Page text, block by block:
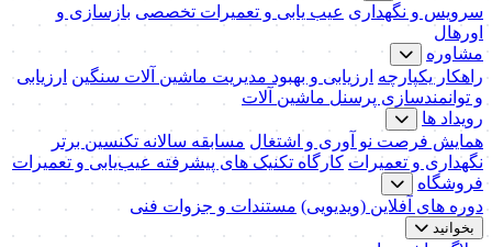
سرویس و نگهداری عیب یابی و تعمیرات تخصصی بازسازی و
اورهال
مشاوره
راهکار یکپارچه ارزیابی و بهبود مدیریت ماشین آلات سنگین ارزیابی
و توانمندسازی پرسنل ماشین آلات
رویداد ها
همایش فرصت نو آوری و اشتغال مسابقه سالانه تکنسین برتر
نگهداری و تعمیرات کارگاه تکنیک‌ های پیشرفته عیب‌یابی و تعمیرات
فروشگاه
دوره های آفلاین (ویدیویی) مستندات و جزوات فنی
بخوانید